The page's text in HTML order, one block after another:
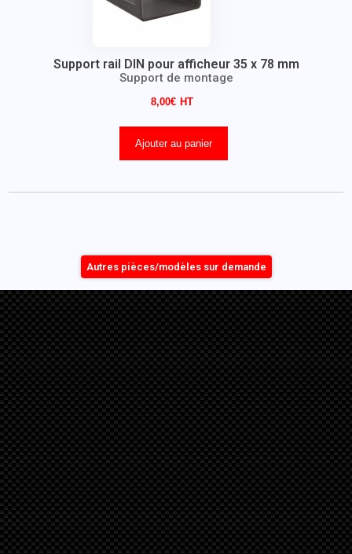
Support rail DIN pour afficheur 35 x 78 mm
Support de montage
8,00€
Ajouter au panier
Autres pièces/modèles sur demande